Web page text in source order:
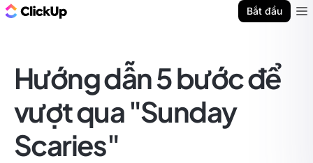
Bắt đầu
Hướng dẫn 5 bước để
vượt qua "Sunday
Scaries"